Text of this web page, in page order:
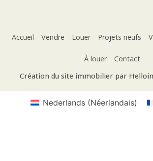
Accueil Vendre Louer Projets neufs
À louer
Contact
Création du site immobilier par
Nederlands(Néerlandais)